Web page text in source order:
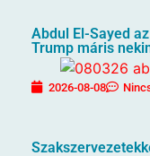
Abdul El-Sayed
Trump máris
2026-08-08